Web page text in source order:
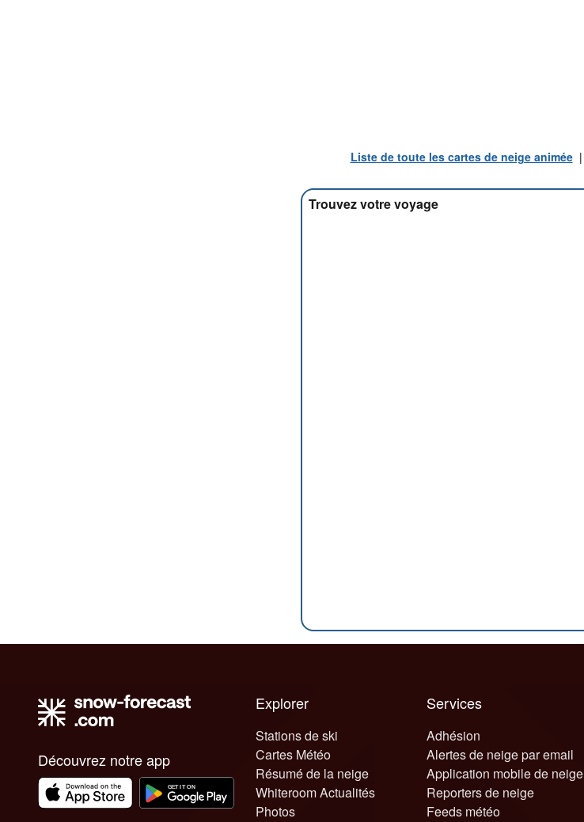
Liste de toute les cartes de neige animée|
Trouvez votre voyage
Découvrez notre app
Explorer
Stations de ski
Cartes Météo
Résumé de la neige
Whiteroom Actualités
Photos
Services
Adhésion
Alertes de neige par email
Application mobile de neige
Reporters de neige
Feeds météo